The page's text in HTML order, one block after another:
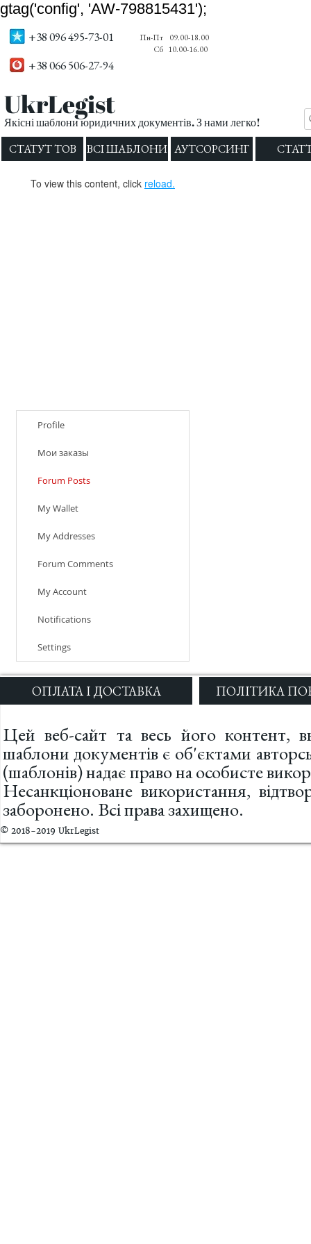
gtag('config', 'AW-798815431');
+38 096 495-73-01
Пн-Пт
Сб
09.00-18.00
10.00-16.00
+38 066 506-27-94
UkrLegist
Якісні шаблони юридичних документів. З нами легко!
СТАТУТ ТОВ ВСІ ШАБЛОНИ АУТСОРСИНГ
ОПЛАТА І ДОСТАВКА ПОЛІТИКА
Цей веб-сайт та весь його контент,
шаблони документів є об'єктами
(шаблонів) надає право на особисте
Несанкціоноване використання,
заборонено. Всі права захищено.
© 2018-2019 UkrLegist
To view this content, click reload.
Profile
Мои заказы
Forum Posts
My Wallet
My Addresses
Forum Comments
My Account
Notifications
Settings